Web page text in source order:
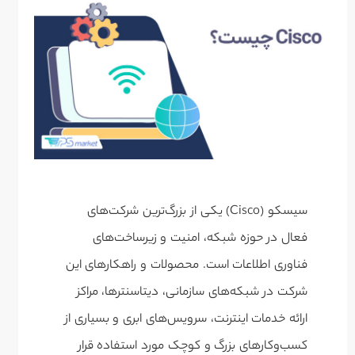
سیسکو (Cisco) یکی از بزرگ‌ترین شرکت‌های
فعال در حوزه شبکه، امنیت و زیرساخت‌های
فناوری اطلاعات است. محصولات و راهکارهای این
شرکت در شبکه‌های سازمانی، دیتاسنترها، مراکز
ارائه خدمات اینترنت، سرویس‌های ابری و بسیاری از
کسب‌وکارهای بزرگ و کوچک مورد استفاده قرار